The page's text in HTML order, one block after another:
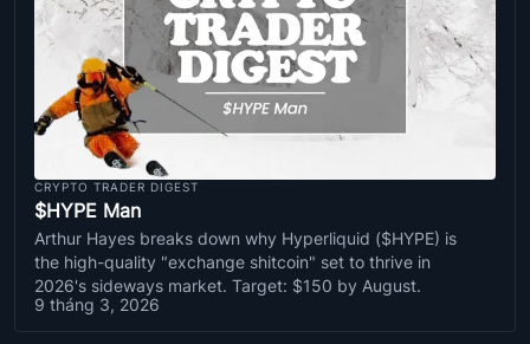
CRYPTO TRADER DIGEST
$HYPE Man
Arthur Hayes breaks down why Hyperliquid ($HYPE) is
the high-quality "exchange shitcoin" set to thrive in
2026's sideways market. Target: $150 by August.
9 tháng 3, 2026